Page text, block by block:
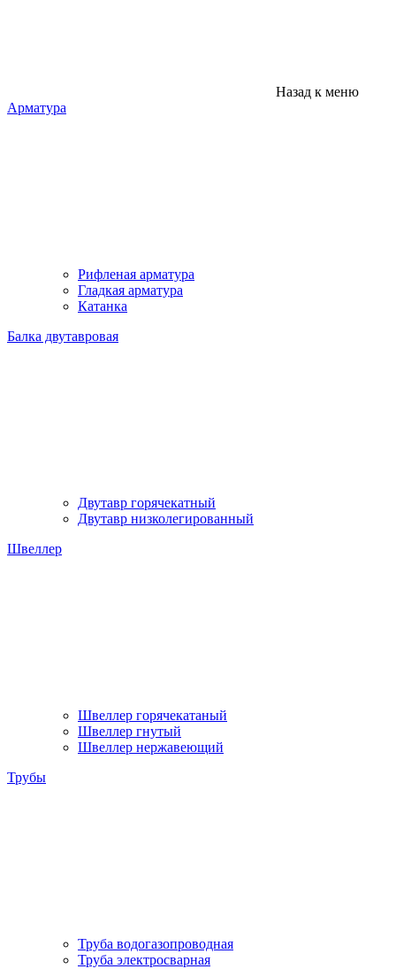
Назад к меню
Арматура
Рифленая арматура
Гладкая арматура
Катанка
Балка двутавровая
Двутавр горячекатный
Двутавр низколегированный
Швеллер
Швеллер горячекатаный
Швеллер гнутый
Швеллер нержавеющий
Трубы
Труба водогазопроводная
Труба электросварная